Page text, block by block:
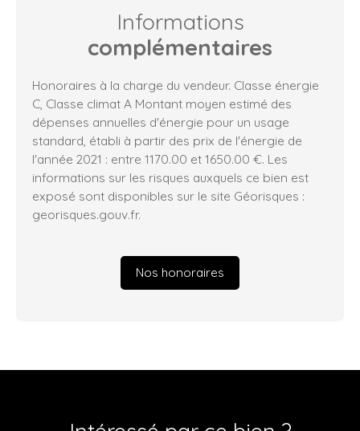
Informations
complémentaires
Honoraires à la charge du vendeur. Classe énergie
C, Classe climat A Montant moyen estimé des
dépenses annuelles d'énergie pour un usage
standard, établi à partir des prix de l'énergie de
l'année 2021 : entre 1170.00 et 1650.00 €. Les
informations sur les risques auxquels ce bien est
exposé sont disponibles sur le site Géorisques :
georisques.gouv.fr.
Nos honoraires